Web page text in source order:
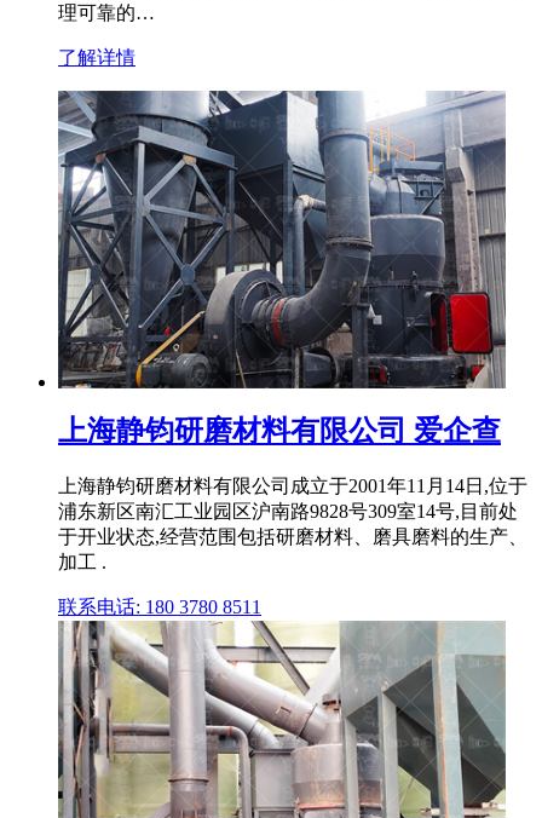
理可靠的…
了解详情
上海静钧研磨材料有限公司 爱企查
上海静钧研磨材料有限公司成立于2001年11月14日,位于
浦东新区南汇工业园区沪南路9828号309室14号,目前处
于开业状态,经营范围包括研磨材料、磨具磨料的生产、
加工 .
联系电话: 180 3780 8511